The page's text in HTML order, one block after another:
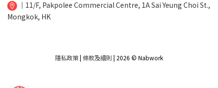
│ 11/F, Pakpolee Commercial Centre, 1A Sai Yeung Choi St.,
Mongkok, HK
隱私政策| 條款及細則 | 2026 © Nabwork